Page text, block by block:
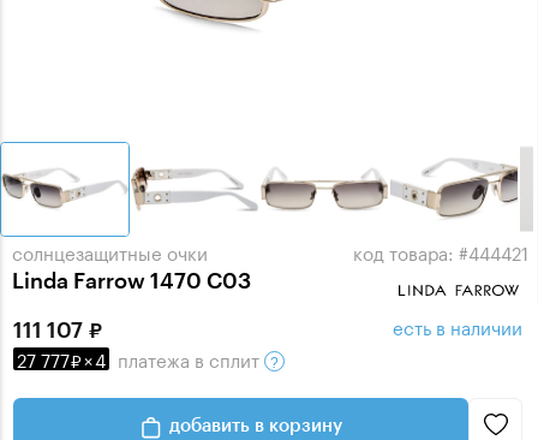
солнцезащитные очки
Linda Farrow 1470 C03
код товара: #444421
111 107
27 777 ×4 платежа в сплит
есть в наличии
добавить в корзину